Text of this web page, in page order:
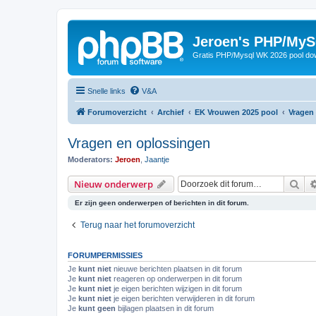
Jeroen's PHP/
Gratis PHP/Mysql WK 2026 pool
Snelle links V&A
Forumoverzicht Archief EK Vrouwen 2025 pool
Vragen en oplossingen
Moderators: Jeroen Jaantje
Nieuw onderwerp
Er zijn geen onderwerpen of berichten in dit forum.
Terug naar het forumoverzicht
FORUMPERMISSIES
Je kunt niet nieuwe berichten plaatsen in dit forum
Je kunt niet reageren op onderwerpen in dit forum
Je kunt niet je eigen berichten wijzigen in dit forum
Je kunt niet je eigen berichten verwijderen in dit forum
Je kunt geen bijlagen plaatsen in dit forum